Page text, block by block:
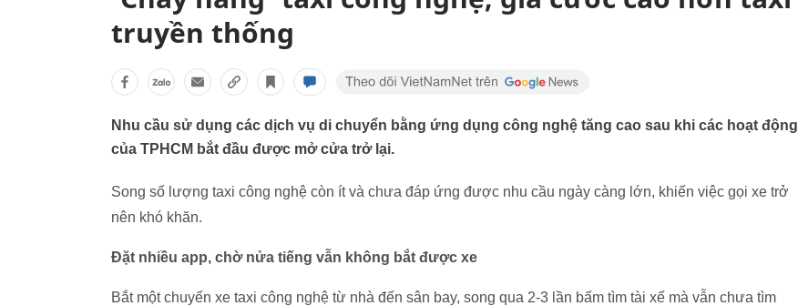
truyền thống
Nhu cầu sử dụng các dịch vụ di chuyển bằng ứng dụng công nghệ tăng cao sau khi các hoạt động
của TPHCM bắt đầu được mở cửa trở lại.
Song số lượng taxi công nghệ còn ít và chưa đáp ứng được nhu cầu ngày càng lớn, khiến việc gọi xe trở
nên khó khăn.
Đặt nhiều app, chờ nửa tiếng vẫn không bắt được xe
Bắt một chuyến xe taxi công nghệ từ nhà đến sân bay, song qua 2-3 lần bấm tìm tài xế mà vẫn chưa tìm